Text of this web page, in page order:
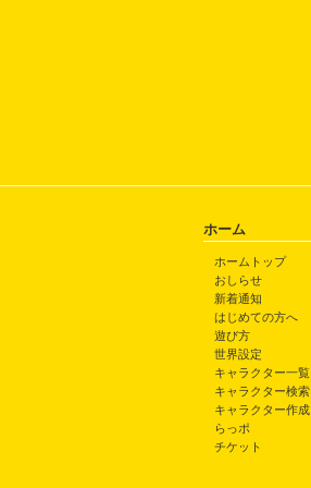
ホーム
ホームトップ
おしらせ
新着通知
はじめての方へ
遊び方
世界設定
キャラクター一覧
キャラクター検索
キャラクター作成
らっポ
チケット